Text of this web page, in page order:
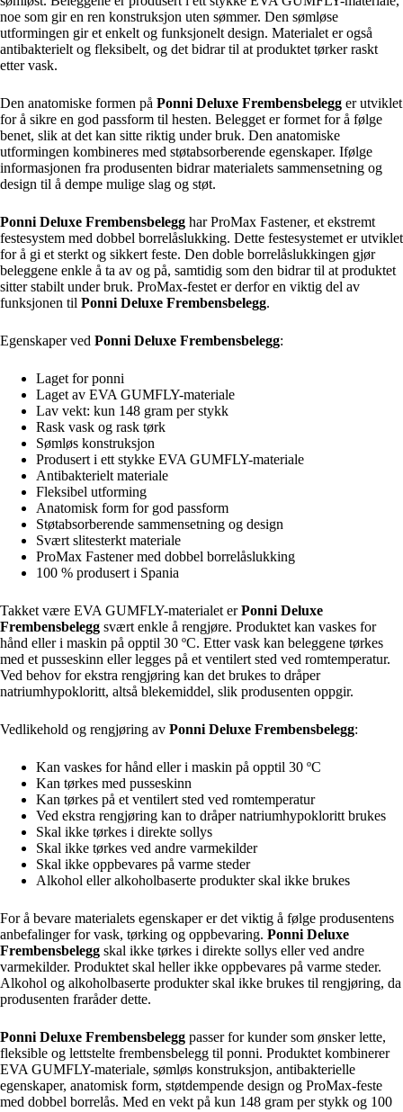
noe som gir en ren konstruksjon uten sømmer. Den sømløse
utformingen gir et enkelt og funksjonelt design. Materialet er også
antibakterielt og fleksibelt, og det bidrar til at produktet tørker raskt
etter vask.
Den anatomiske formen på Ponni Deluxe Frembensbelegg er utviklet
for å sikre en god passform til hesten. Belegget er formet for å følge
benet, slik at det kan sitte riktig under bruk. Den anatomiske
utformingen kombineres med støtabsorberende egenskaper. Ifølge
informasjonen fra produsenten bidrar materialets sammensetning og
design til å dempe mulige slag og støt.
Ponni Deluxe Frembensbelegg har ProMax Fastener, et ekstremt
festesystem med dobbel borrelåslukking. Dette festesystemet er utviklet
for å gi et sterkt og sikkert feste. Den doble borrelåslukkingen gjør
beleggene enkle å ta av og på, samtidig som den bidrar til at produktet
sitter stabilt under bruk. ProMax-festet er derfor en viktig del av
funksjonen til Ponni Deluxe Frembensbelegg.
Egenskaper ved Ponni Deluxe Frembensbelegg:
Laget for ponni
Laget av EVA GUMFLY-materiale
Lav vekt: kun 148 gram per stykk
Rask vask og rask tørk
Sømløs konstruksjon
Produsert i ett stykke EVA GUMFLY-materiale
Antibakterielt materiale
Fleksibel utforming
Anatomisk form for god passform
Støtabsorberende sammensetning og design
Svært slitesterkt materiale
ProMax Fastener med dobbel borrelåslukking
100 % produsert i Spania
Takket være EVA GUMFLY-materialet erPonni Deluxe
Frembensbelegg svært enkle å rengjøre. Produktet kan vaskes for
hånd eller i maskin på opptil 30 ºC. Etter vask kan beleggene tørkes
med et pusseskinn eller legges på et ventilert sted ved romtemperatur.
Ved behov for ekstra rengjøring kan det brukes to dråper
natriumhypokloritt, altså blekemiddel, slik produsenten oppgir.
Vedlikehold og rengjøring av Ponni Deluxe Frembensbelegg:
Kan vaskes for hånd eller i maskin på opptil 30 ºC
Kan tørkes med pusseskinn
Kan tørkes på et ventilert sted ved romtemperatur
Ved ekstra rengjøring kan to dråper natriumhypokloritt brukes
Skal ikke tørkes i direkte sollys
Skal ikke tørkes ved andre varmekilder
Skal ikke oppbevares på varme steder
Alkohol eller alkoholbaserte produkter skal ikke brukes
For å bevare materialets egenskaper er det viktig å følge produsentens
anbefalinger for vask, tørking og oppbevaring. Ponni Deluxe
Frembensbelegg skal ikke tørkes i direkte sollys eller ved andre
varmekilder. Produktet skal heller ikke oppbevares på varme steder.
Alkohol og alkoholbaserte produkter skal ikke brukes til rengjøring, da
produsenten fraråder dette.
Ponni Deluxe Frembensbelegg passer for kunder som ønsker lette,
fleksible og lettstelte frembensbelegg til ponni. Produktet kombinerer
EVA GUMFLY-materiale, sømløs konstruksjon, antibakterielle
egenskaper, anatomisk form, støtdempende design og ProMax-feste
med dobbel borrelås. Med en vekt på kun 148 gram per stykk og 100